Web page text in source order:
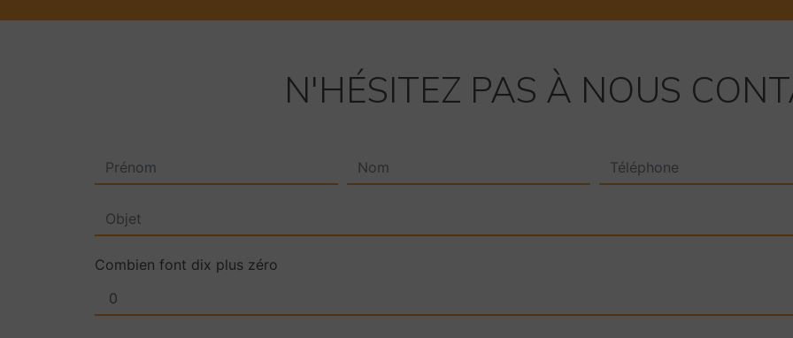
N'HÉSITEZ PAS À NOUS
Combien font dix plus zéro